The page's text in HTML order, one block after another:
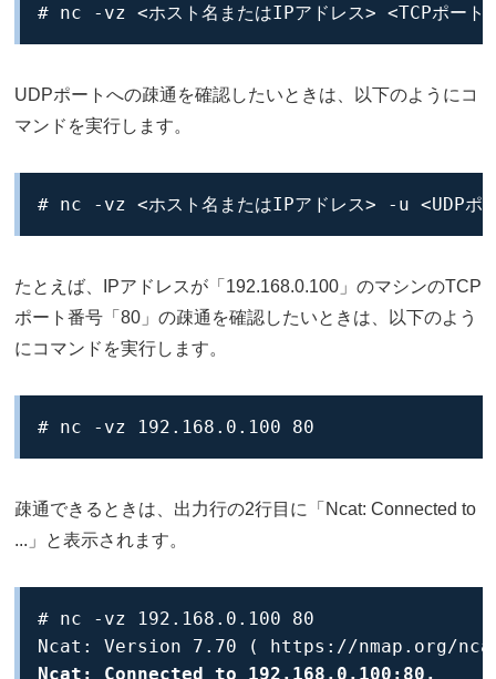
# nc -vz <ホスト名またはIPアドレス> <TCPポート
UDPポートへの疎通を確認したいときは、以下のようにコ
マンドを実行します。
# nc -vz <ホスト名またはIPアドレス> -u <UDPポ
たとえば、IPアドレスが「192.168.0.100」のマシンのTCP
ポート番号「80」の疎通を確認したいときは、以下のよう
にコマンドを実行します。
# nc -vz 192.168.0.100 80
疎通できるときは、出力行の2行目に「Ncat: Connected to
...」と表示されます。
# nc -vz 192.168.0.100 80
Ncat: Connected to 192.168.0.100:80.